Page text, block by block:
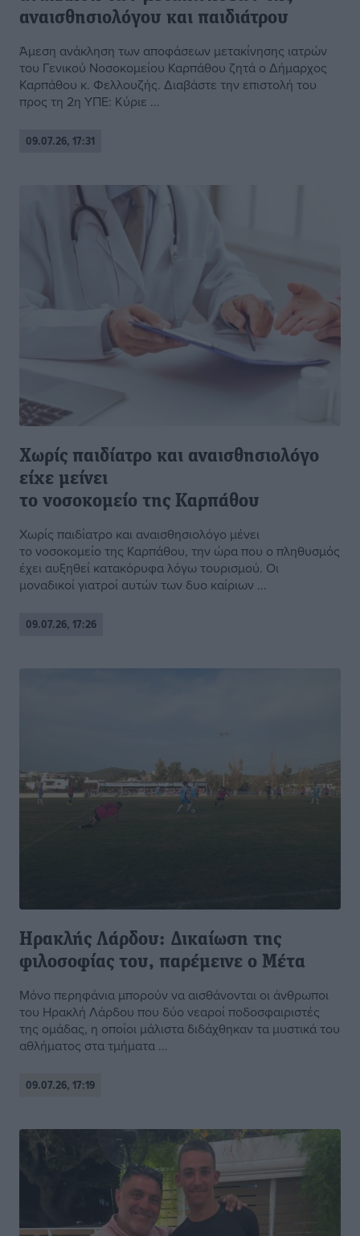
αναισθησιολόγου και παιδιάτρου
Άμεση ανάκληση των αποφάσεων μετακίνησης ιατρών
του Γενικού Νοσοκομείου Καρπάθου ζητά ο Δήμαρχος
Καρπάθου κ. Φελλουζής. Διαβάστε την επιστολή του
προς τη 2η ΥΠΕ: Κύριε ...
09.07.26, 17:31
Χωρίς παιδίατρο και αναισθησιολόγο
είχε μείνει
το νοσοκομείο της Καρπάθου
Χωρίς παιδίατρο και αναισθησιολόγο μένει
το νοσοκομείο της Καρπάθου, την ώρα που ο πληθυσμός
έχει αυξηθεί κατακόρυφα λόγω τουρισμού. Οι
μοναδικοί γιατροί αυτών των δυο καίριων ...
09.07.26, 17:26
Ηρακλής Λάρδου: Δικαίωση της
φιλοσοφίας του, παρέμεινε ο Μέτα
Μόνο περηφάνια μπορούν να αισθάνονται οι άνθρωποι
του Ηρακλή Λάρδου που δύο νεαροί ποδοσφαιριστές
της ομάδας, η οποίοι μάλιστα διδάχθηκαν τα μυστικά του
αθλήματος στα τμήματα ...
09.07.26, 17:19